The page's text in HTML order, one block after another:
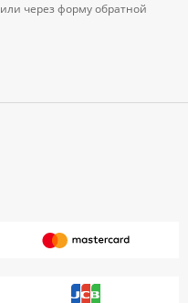
или через форму обратной